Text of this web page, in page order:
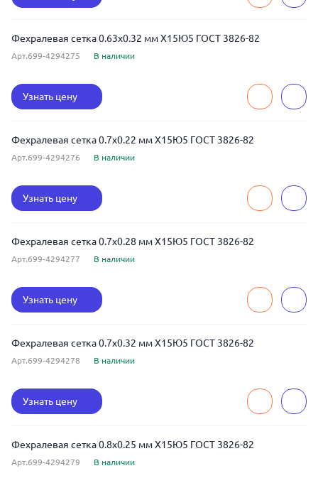
Фехралевая сетка 0.63x0.32 мм Х15Ю5 ГОСТ 3826-82
Арт.699-4294275 В наличии
Узнать цену
Фехралевая сетка 0.7x0.22 мм Х15Ю5 ГОСТ 3826-82
Арт.699-4294276 В наличии
Узнать цену
Фехралевая сетка 0.7x0.28 мм Х15Ю5 ГОСТ 3826-82
Арт.699-4294277 В наличии
Узнать цену
Фехралевая сетка 0.7x0.32 мм Х15Ю5 ГОСТ 3826-82
Арт.699-4294278 В наличии
Узнать цену
Фехралевая сетка 0.8x0.25 мм Х15Ю5 ГОСТ 3826-82
Арт.699-4294279 В наличии